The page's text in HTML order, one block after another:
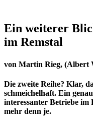
Ein weiterer
im Remstal
von Martin Rieg, (Albert
Die zweite Reihe? Klar,
schmeichelhaft. Ein
interessanter Betriebe
mehr denn je.